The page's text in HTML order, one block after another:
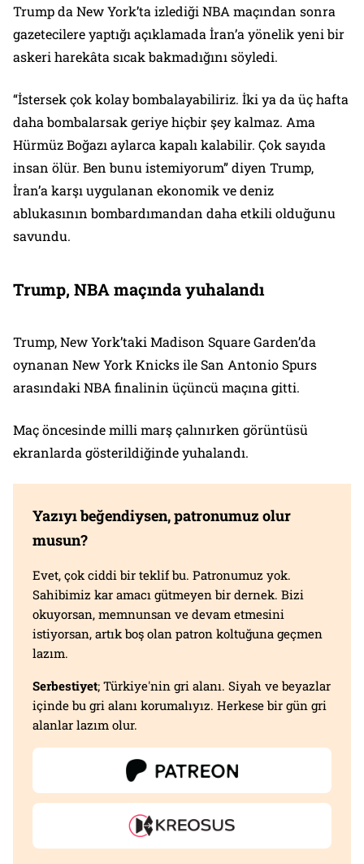
Trump da New York’ta izlediği NBA maçından sonra
gazetecilere yaptığı açıklamada İran’a yönelik yeni bir
askeri harekâta sıcak bakmadığını söyledi.
“İstersek çok kolay bombalayabiliriz. İki ya da üç hafta
daha bombalarsak geriye hiçbir şey kalmaz. Ama
Hürmüz Boğazı aylarca kapalı kalabilir. Çok sayıda
insan ölür. Ben bunu istemiyorum” diyen Trump,
İran’a karşı uygulanan ekonomik ve deniz
ablukasının bombardımandan daha etkili olduğunu
savundu.
Trump, NBA maçında yuhalandı
Trump, New York’taki Madison Square Garden’da
oynanan New York Knicks ile San Antonio Spurs
arasındaki NBA finalinin üçüncü maçına gitti.
Maç öncesinde milli marş çalınırken görüntüsü
ekranlarda gösterildiğinde yuhalandı.
Yazıyı beğendiysen, patronumuz olur
musun?
Evet, çok ciddi bir teklif bu. Patronumuz yok.
Sahibimiz kar amacı gütmeyen bir dernek. Bizi
okuyorsan, memnunsan ve devam etmesini
istiyorsan, artık boş olan patron koltuğuna geçmen
lazım.
Serbestiyet; Türkiye'nin gri alanı. Siyah ve beyazlar
içinde bu gri alanı korumalıyız. Herkese bir gün gri
alanlar lazım olur.